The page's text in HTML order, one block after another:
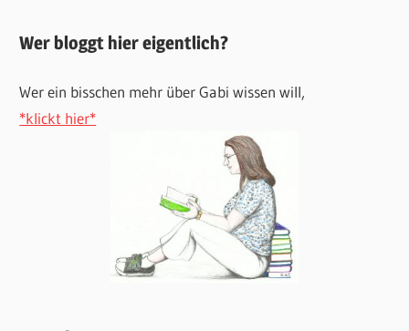
Wer bloggt hier eigentlich?
Wer ein bisschen mehr über Gabi wissen will,
*klickt hier*